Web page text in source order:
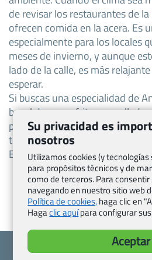
de revisar los restaurantes de
ofrecen comida en la acera. Es
especialmente para los locales
meses de invierno, y aunque
lado de la calle, es más
esperar.
Si buscas una especialidad de
bagel de pasas frito y enrollado
parece haberse originado aquí.
toda la ciudad, ahora sólo se
Bagel Fragel en Plymouth Rd. o
Su privacidad es
nosotros
Utilizamos cookies (y
para propósitos técnicos y de
como de terceros. Para consentir
navegando en nuestro sitio web
Política de cookies,haga clic en
Hagaclic aquípara configurar
Aceptar